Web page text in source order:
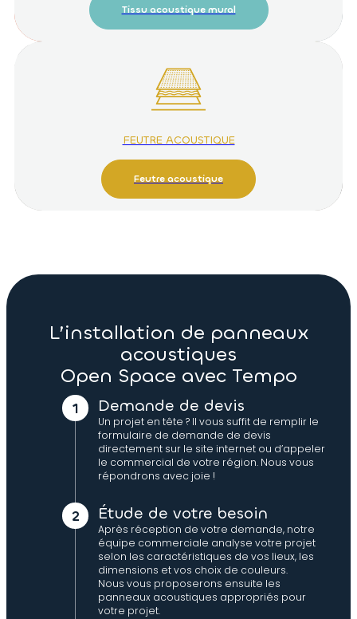
Tissu acoustique mural
FEUTRE ACOUSTIQUE
Feutre acoustique
L’installation de panneaux
acoustiques
Open Space avec Tempo
Demande de devis
Un projet en tête ? Il vous suffit de remplir le
formulaire de demande de devis
directement sur le site internet ou d’appeler
le commercial de votre région. Nous vous
répondrons avec joie !
Étude de votre besoin
Après réception de votre demande, notre
équipe commerciale analyse votre projet
selon les caractéristiques de vos lieux, les
dimensions et vos choix de couleurs.
Nous vous proposerons ensuite les
panneaux acoustiques appropriés pour
votre projet.